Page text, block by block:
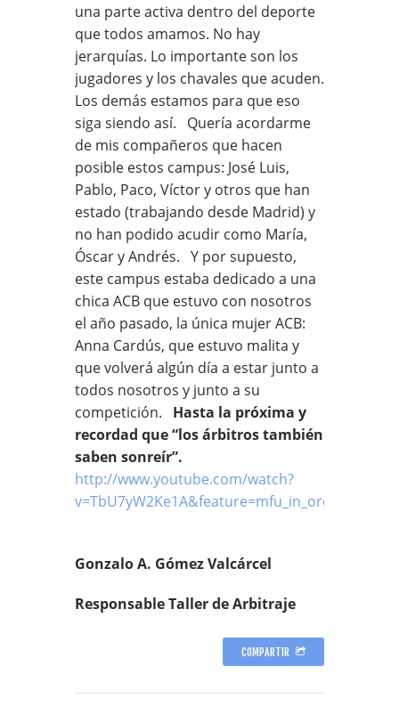
una parte activa dentro del deporte
que todos amamos. No hay
jerarquías. Lo importante son los
jugadores y los chavales que acuden.
Los demás estamos para que eso
siga siendo así. Quería acordarme
de mis compañeros que hacen
posible estos campus: José Luis,
Pablo, Paco, Víctor y otros que han
estado (trabajando desde Madrid) y
no han podido acudir como María,
Óscar y Andrés. Y por supuesto,
este campus estaba dedicado a una
chica ACB que estuvo con nosotros
el año pasado, la única mujer ACB:
Anna Cardús, que estuvo malita y
que volverá algún día a estar junto a
todos nosotros y junto a su
competición. Hasta la próxima y
recordad que “los árbitros también
saben sonreír”.
http://www.youtube.com/watch?
Gonzalo A. Gómez Valcárcel
Responsable Taller de Arbitraje
COMPARTIR